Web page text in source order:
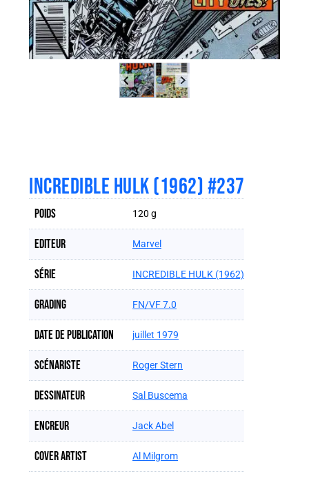
INCREDIBLE HULK (1962) #237
Poids 120 g
Editeur Marvel
Série INCREDIBLE HULK (1962)
Grading FN/VF 7.0
Date de publication juillet 1979
Scénariste Roger Stern
Dessinateur Sal Buscema
Encreur Jack Abel
Cover artist Al Milgrom